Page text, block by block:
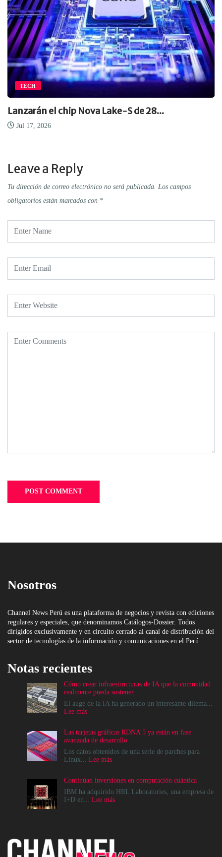
TECH
Lanzarán el chip Nova Lake-S de 28...
Jul 17, 2026
Leave a Reply
Tu dirección de correo electrónico no será publicada. Los campos
obligatorios están marcados con *
Nosotros
Channel News Perú es una plataforma de negocios y revista con ediciones
regulares y especiales, que denominamos Catálogos-Dossier. Todos
dirigidos exclusivamente y en circuito cerrado al canal de distribución del
sector de tecnologías de la información y comunicaciones en el Perú.
Notas recientes
Cómo crear infraestructuras de IA que la comunidad
realmente pueda sostener
El auge de la IA ha generado un interesante dilema...
Lee más:
infraestructuras
de
IA
que
realmente
pueda
sostener
Las tarjetas gráficas RDNA 5 ya están en fase
avanzada de desarrollo
Los datos obtenidos de una serie de parches para
Linux... Lee más:
gráficas
RDNA
5
avanzada
desarrollo
Continúan inversiones en computación cuántica
IBM ha adquirido HRL Laboratories, una empresa de
I+D en... Lee más: